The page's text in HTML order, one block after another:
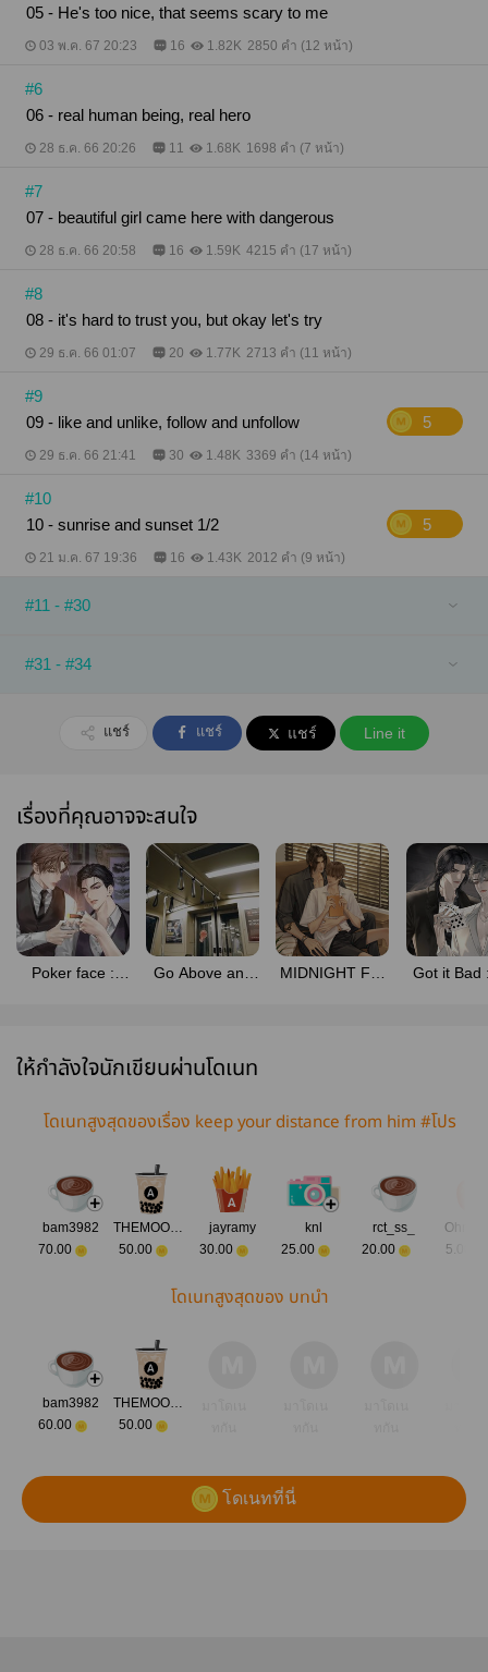
05 - He's too nice, that seems scary to me
03 พ.ค. 67 20:23 16 1.82K 2850 คำ (12 หน้า)
#6
06 - real human being, real hero
28 ธ.ค. 66 20:26 11 1.68K 1698 คำ (7 หน้า)
#7
07 - beautiful girl came here with dangerous
28 ธ.ค. 66 20:58 16 1.59K 4215 คำ (17 หน้า)
#8
08 - it's hard to trust you, but okay let's try
29 ธ.ค. 66 01:07 20 1.77K 2713 คำ (11 หน้า)
#9
09 - like and unlike, follow and unfollow
5
29 ธ.ค. 66 21:41 30 1.48K 3369 คำ (14 หน้า)
#10
10 - sunrise and sunset 1/2
5
21 ม.ค. 67 19:36 16 1.43K 2012 คำ (9 หน้า)
#11 - #30
#31 - #34
แชร์ แชร์ แชร์ Line it
เรื่องที่คุณอาจจะสนใจ
Poker face :
Go Above and
MIDNIGHT FEI
Got it Bad
ให้กำลังใจนักเขียนผ่านโดเนท
โดเนทสูงสุดของเรื่อง keep your distance from him #โปร
bam3982
70.00
THEMOONANDME
50.00
jayramy
30.00
knl
25.00
rct_ss_
20.00
5.00
โดเนทสูงสุดของ บทนำ
bam3982
60.00
THEMOONANDME
50.00
โดเนทที่นี่